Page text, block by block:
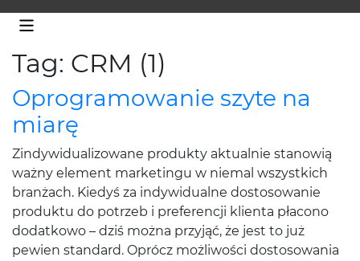
Tag: CRM (1)
Oprogramowanie szyte na
miarę
Zindywidualizowane produkty aktualnie stanowią
ważny element marketingu w niemal wszystkich
branżach. Kiedyś za indywidualne dostosowanie
produktu do potrzeb i preferencji klienta płacono
dodatkowo – dziś można przyjąć, że jest to już
pewien standard. Oprócz możliwości dostosowania